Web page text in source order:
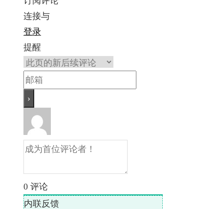
连接与
登录
提醒
0 评论
内联反馈